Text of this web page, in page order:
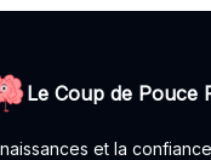
Le Coup de Pouce
et la